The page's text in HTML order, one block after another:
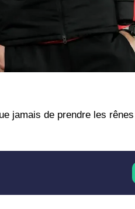
jamais de prendre les